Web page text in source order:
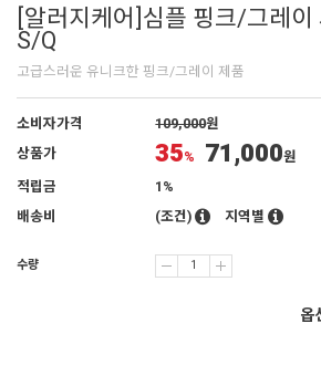
[알러지케어]심플 핑크/그레
S/Q
고급스러운 유니크한 핑크/그레이 제품
소비자가격 109,000원
상품가
35% 71,000원
적립금
1%
배송비
(조건) 지역별
수량
옵